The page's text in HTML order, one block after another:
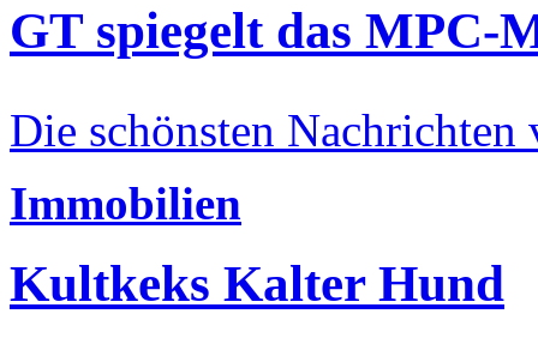
GT spiegelt das MPC-
Die schönsten Nachrichten
Immobilien
Kultkeks Kalter Hund